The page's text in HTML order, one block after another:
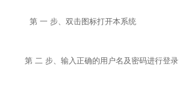
第 一 步、双击图标打开本系统
第 二 步、输入正确的用户名及密码进行登录